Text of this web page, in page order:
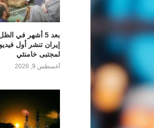
بعد 5 أشهر في
إيران تنشر أول فيديو
لمجتبى خامنئي
أغسطس 9, 2026